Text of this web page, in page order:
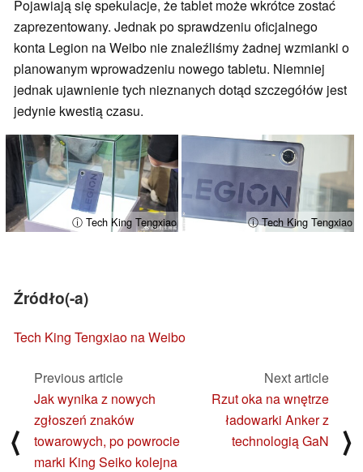
Pojawiają się spekulacje, że tablet może wkrótce zostać
zaprezentowany. Jednak po sprawdzeniu oficjalnego
konta Legion na Weibo nie znaleźliśmy żadnej wzmianki o
planowanym wprowadzeniu nowego tabletu. Niemniej
jednak ujawnienie tych nieznanych dotąd szczegółów jest
jedynie kwestią czasu.
ⓘ Tech King Tengxiao ⓘ Tech King Tengxiao
Źródło(-a)
Tech King Tengxiao na Weibo
⟨
Previous article
Jak wynika z nowych
zgłoszeń znaków
towarowych, po powrocie
marki King Seiko kolejna
Next article
Rzut oka na wnętrze
ładowarki Anker z
technologią GaN
⟩